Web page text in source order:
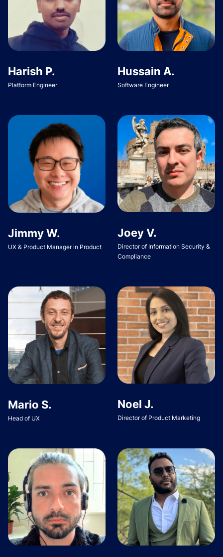
Harish P.
Platform Engineer
Hussain A.
Software Engineer
Jimmy W.
UX & Product Manager in Product
Joey V.
Director of Information Security &
Compliance
Mario S.
Head of UX
Noel J.
Director of Product Marketing